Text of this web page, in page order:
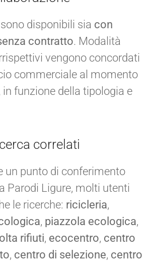
disponibili sia con
contratto. Modalità
vengono concordati
commerciale al momento
in funzione della tipologia e
correlati
un punto di conferimento
Parodi Ligure, molti utenti
le ricerche: ricicleria,
, piazzola ecologica,
rifiuti, ecocentro, centro
, centro di selezione, centro